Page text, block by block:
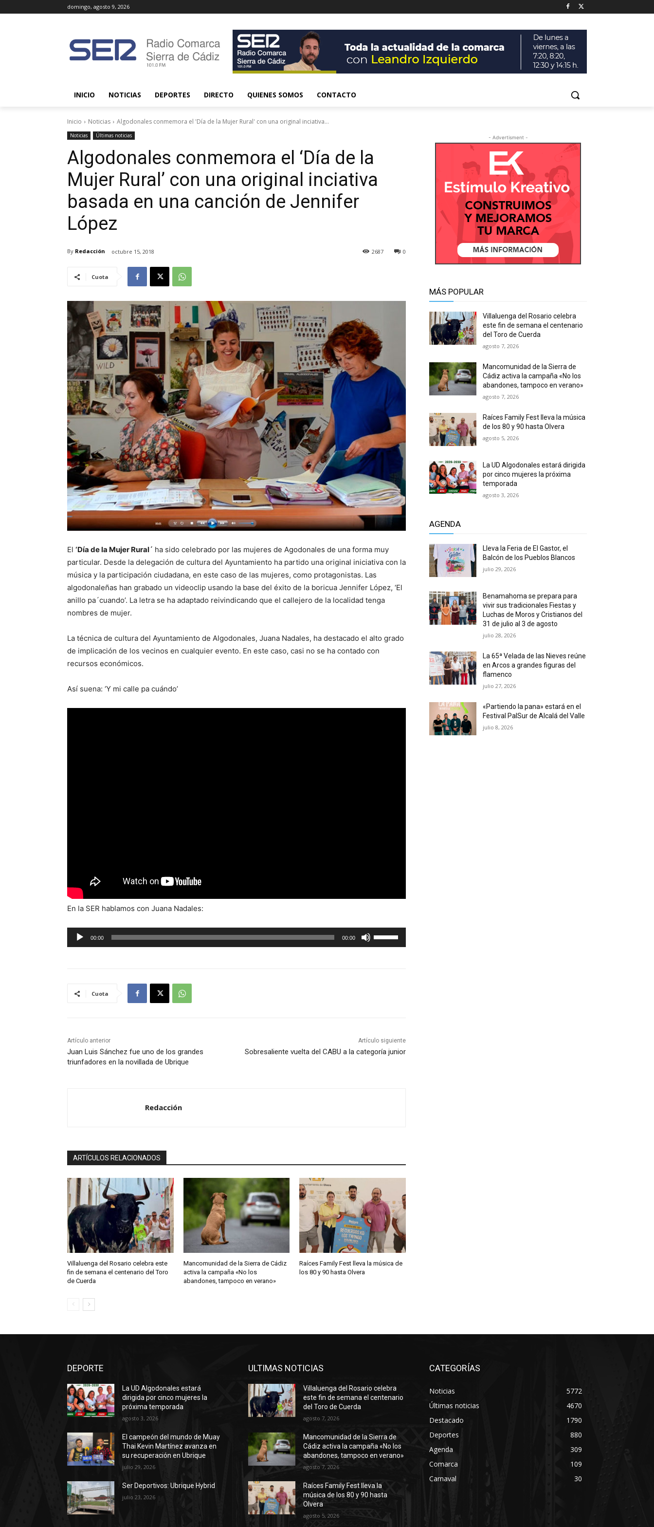
domingo, agosto 9, 2026
INICIO NOTICIAS DEPORTES DIRECTO QUIENES SOMOS CONTACTO
Inicio Noticias Algodonales conmemora el 'Día de la Mujer Rural' con una original inciativa...
Noticias Últimas noticias
Algodonales conmemora el ‘Día de la
Mujer Rural’ con una original inciativa
basada en una canción de Jennifer
López
By Redacción octubre 15, 2018 0
2687
Cuota
El ‘Día de la Mujer Rural´ ha sido celebrado por las mujeres de Agodonales de una forma muy
particular. Desde la delegación de cultura del Ayuntamiento ha partido una original iniciativa con la
música y la participación ciudadana, en este caso de las mujeres, como protagonistas. Las
algodonaleñas han grabado un videoclip usando la base del éxito de la boricua Jennifer López, ‘El
anillo pa´cuando’. La letra se ha adaptado reivindicando que el callejero de la localidad tenga
nombres de mujer.
La técnica de cultura del Ayuntamiento de Algodonales, Juana Nadales, ha destacado el alto grado
de implicación de los vecinos en cualquier evento. En este caso, casi no se ha contado con
recursos económicos.
Así suena: ‘Y mi calle pa cuándo’
En la SER hablamos con Juana Nadales:
e
o
r
o
00:00 00:00
U
t
e
c
a
r
r
p
a
a
u
n
Cuota
Artículo anterior
Juan Luis Sánchez fue uno de los grandes
triunfadores en la novillada de Ubrique
Artículo siguiente
Sobresaliente vuelta del CABU a la categoría junior
Redacción
ARTÍCULOS RELACIONADOS
Villaluenga del Rosario celebra este
fin de semana el centenario del Toro
de Cuerda
Mancomunidad de la Sierra de Cádiz
activa la campaña «No los
abandones, tampoco en verano»
Raíces Family Fest lleva la música de
los 80 y 90 hasta Olvera
- Advertisment -
MÁS POPULAR
Villaluenga del Rosario celebra
este fin de semana el centenario
del Toro de Cuerda
agosto 7, 2026
Mancomunidad de la Sierra de
Cádiz activa la campaña «No los
abandones, tampoco en verano»
agosto 7, 2026
Raíces Family Fest lleva la música
de los 80 y 90 hasta Olvera
agosto 5, 2026
La UD Algodonales estará dirigida
por cinco mujeres la próxima
temporada
agosto 3, 2026
AGENDA
Lleva la Feria de El Gastor, el
Balcón de los Pueblos Blancos
julio 29, 2026
Benamahoma se prepara para
vivir sus tradicionales Fiestas y
Luchas de Moros y Cristianos del
31 de julio al 3 de agosto
julio 28, 2026
La 65ª Velada de las Nieves reúne
en Arcos a grandes figuras del
flamenco
julio 27, 2026
«Partiendo la pana» estará en el
Festival PalSur de Alcalá del Valle
julio 8, 2026
DEPORTE
La UD Algodonales estará
dirigida por cinco mujeres la
próxima temporada
agosto 3, 2026
El campeón del mundo de Muay
Thai Kevin Martínez avanza en
su recuperación en Ubrique
julio 29, 2026
Ser Deportivos: Ubrique Hybrid
julio 23, 2026
ULTIMAS NOTICIAS
Villaluenga del Rosario celebra
este fin de semana el centenario
del Toro de Cuerda
agosto 7, 2026
Mancomunidad de la Sierra de
Cádiz activa la campaña «No los
abandones, tampoco en verano»
agosto 7, 2026
Raíces Family Fest lleva la
música de los 80 y 90 hasta
Olvera
agosto 5, 2026
CATEGORÍAS
Noticias
5772
Últimas noticias
4670
Destacado
1790
Deportes
880
Agenda
309
Comarca
109
Carnaval
30